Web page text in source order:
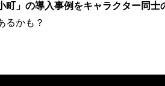
町」の導入事例をキャラクター同
るかも？